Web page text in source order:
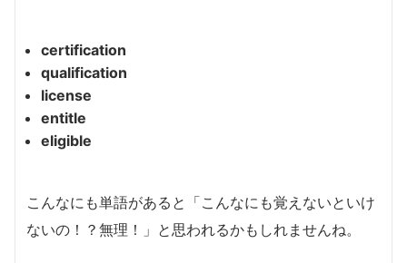
certification
qualification
license
entitle
eligible
こんなにも単語があると「こんなにも覚えないといけ
ないの！？無理！」と思われるかもしれませんね。